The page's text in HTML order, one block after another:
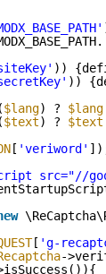
))
))
$lang) ? $lang
$text) ? $text
[ 'veriword'
src="//
[ 'g-
-